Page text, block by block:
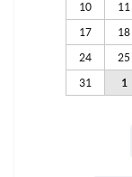
10 11
17 18
24 25
31 1